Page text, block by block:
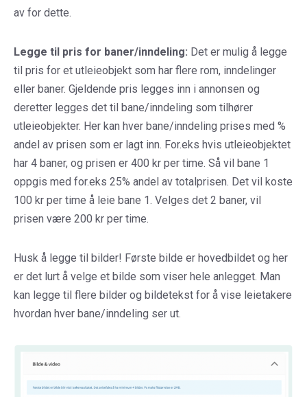
av for dette.
Legge til pris for baner/inndeling: Det er mulig å legge
til pris for et utleieobjekt som har flere rom, inndelinger
eller baner. Gjeldende pris legges inn i annonsen og
deretter legges det til bane/inndeling som tilhører
utleieobjekter. Her kan hver bane/inndeling prises med %
andel av prisen som er lagt inn. For.eks hvis utleieobjektet
har 4 baner, og prisen er 400 kr per time. Så vil bane 1
oppgis med for.eks 25% andel av totalprisen. Det vil koste
100 kr per time å leie bane 1. Velges det 2 baner, vil
prisen være 200 kr per time.
Husk å legge til bilder! Første bilde er hovedbildet og her
er det lurt å velge et bilde som viser hele anlegget. Man
kan legge til flere bilder og bildetekst for å vise leietakere
hvordan hver bane/inndeling ser ut.